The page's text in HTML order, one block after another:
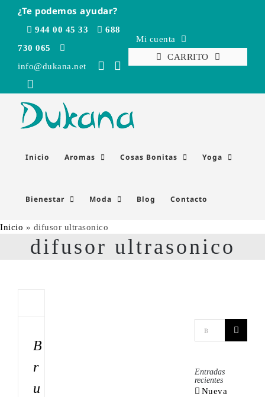
contenido
¿Te podemos ayudar?
944 00 45 33
688
730 065
info@dukana.net
Mi cuenta
CARRITO
Inicio Aromas Cosas Bonitas Yoga
Bienestar Moda Blog Contacto
Inicio » difusor ultrasonico
difusor ultrasonico
o
ultrasónicos
B
r
u
Entradas
recientes
Nueva